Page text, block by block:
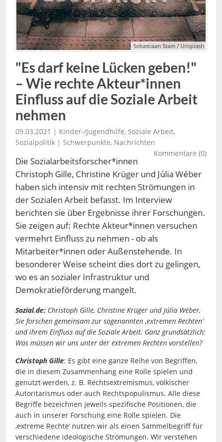
Sebastiaan Stam / Unsplash
"Es darf keine Lücken geben!"
– Wie rechte Akteur*innen
Einfluss auf die Soziale Arbeit
nehmen
09.03.2021 | Kinder-/Jugendhilfe, Soziale Arbeit,
Sozialpolitik | Schwerpunkte, Nachrichten
Kommentare (0)
Die Sozialarbeitsforscher*innen
Christoph Gille, Christine Krüger und Júlia Wéber
haben sich intensiv mit rechten Strömungen in
der Sozialen Arbeit befasst. Im Interview
berichten sie über Ergebnisse ihrer Forschungen.
Sie zeigen auf: Rechte Akteur*innen versuchen
vermehrt Einfluss zu nehmen - ob als
Mitarbeiter*innen oder Außenstehende. In
besonderer Weise scheint dies dort zu gelingen,
wo es an sozialer Infrastruktur und
Demokratieförderung mangelt.
Sozial.de: Christoph Gille, Christine Krüger und Júlia Wéber,
Sie forschen gemeinsam zur sogenannten ‚extremen Rechten‘
und ihrem Einfluss auf die Soziale Arbeit. Ganz grundsätzlich:
Was müssen wir uns unter der extremen Rechten vorstellen?
Christoph Gille: Es gibt eine ganze Reihe von Begriffen,
die in diesem Zusammenhang eine Rolle spielen und
genutzt werden, z. B. Rechtsextremismus, völkischer
Autoritarismus oder auch Rechtspopulismus. Alle diese
Begriffe bezeichnen jeweils spezifische Positionen, die
auch in unserer Forschung eine Rolle spielen. Die
‚extreme Rechte‘ nutzen wir als einen Sammelbegriff für
verschiedene ideologische Strömungen. Wir verstehen